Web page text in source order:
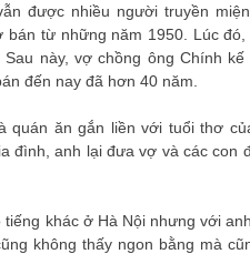
được nhiều người truyền
từ những năm 1950. Lúc đó,
này, vợ chồng ông Chính kế
đến nay đã hơn 40 năm.
quán ăn gắn liền với tuổi thơ
đình, anh lại đưa vợ và các con
khác ở Hà Nội nhưng với
không thấy ngon bằng mà